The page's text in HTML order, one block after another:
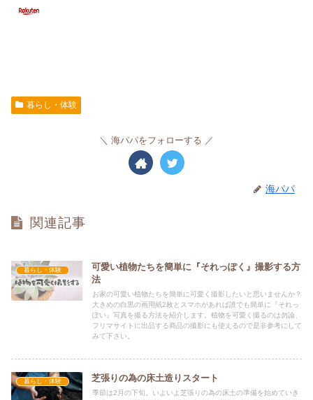
暮らし・体験
海パパをフォローする
海パパ
関連記事
暮らし・体験
可愛い植物たちを簡単に『それっぽく』撮影する方
法
お家の可愛い植物たちを簡単に可愛く撮影したいと思いませんか？
大きめの白黒の画用紙2枚とスマホがあれば誰でも簡単に『それっ
ぽい』写真を撮る方法を紹介します。植物を可愛く撮るのは勿論、
フリマサイトに出品する商品の撮影にも使えるので是非参考にして
みて下さい。
暮らし・体験 芝張りの為の床土造りスタート
季節は2月の下旬。いよいよ芝張りの為の床土の準備を始めていき